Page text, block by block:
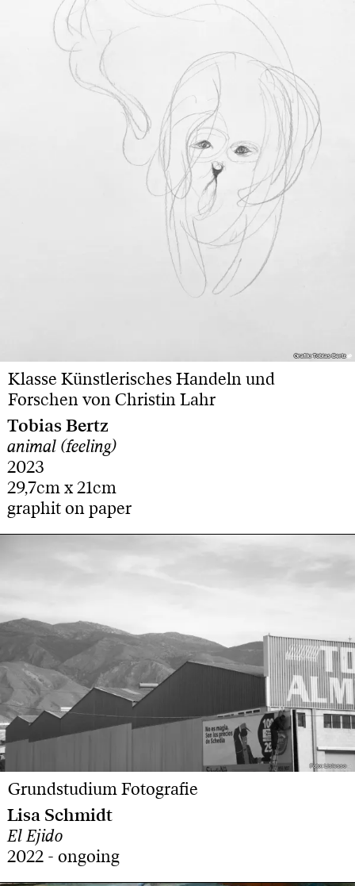
Grafik: Tobias Bertz
Grafik: Tobias Bertz
Klasse Künstlerisches Handeln und
Forschen von Christin Lahr
Tobias Bertz
animal (feeling)
2023
29,7cm x 21cm
graphit on paper
Foto: Lislesso
Foto: Lislesso
Grundstudium Fotografie
Lisa Schmidt
El Ejido
2022 - ongoing